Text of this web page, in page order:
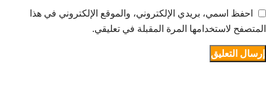
احفظ اسمي، بريدي الإلكتروني، والموقع الإلكتروني في هذا
المتصفح لاستخدامها المرة المقبلة في تعليقي.